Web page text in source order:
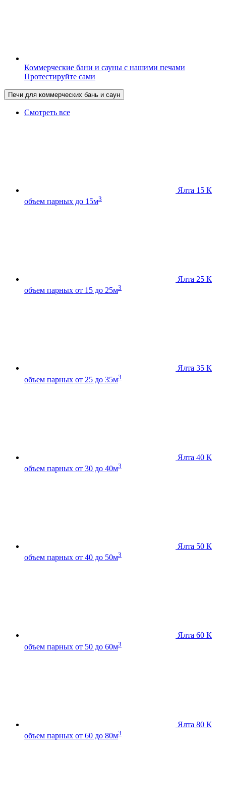
Коммерческие бани и сауны с нашими печами
Протестируйте сами
Печи для коммерческих бань и саун
Смотреть все
Ялта 15 К
объем парных до 15м3
Ялта 25 К
объем парных от 15 до 25м3
Ялта 35 К
объем парных от 25 до 35м3
Ялта 40 К
объем парных от 30 до 40м3
Ялта 50 К
объем парных от 40 до 50м3
Ялта 60 К
объем парных от 50 до 60м3
Ялта 80 К
объем парных от 60 до 80м3